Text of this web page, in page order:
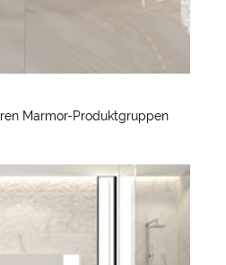
Marmor-Produktgruppen